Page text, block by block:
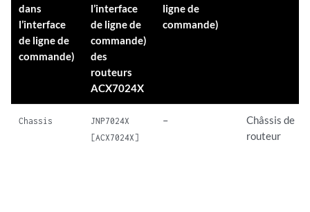
dans
l’interface
de ligne de
commande)
l’interface
de ligne de
commande)
des
routeurs
ACX7024X
ligne de
commande)
Chassis
JNP7024X
[ACX7024X]
–
Châssis de
routeur